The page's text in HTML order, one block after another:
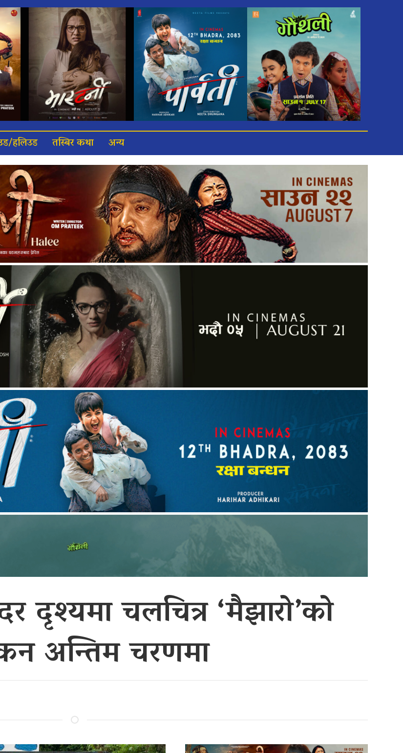
हलिउड तस्बिर कथा अन्य
दृश्यमा चलचित्र ‘मैझारो’को
अन्तिम चरणमा